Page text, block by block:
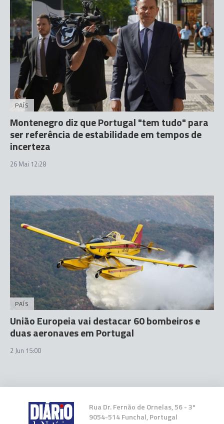
PAÍS
Montenegro diz que Portugal "tem tudo" para
ser referência de estabilidade em tempos de
incerteza
26 Mai 12:28
PAÍS
União Europeia vai destacar 60 bombeiros e
duas aeronaves em Portugal
2 Jun 15:00
Rua Dr. Fernão de Ornelas, 56 - 3º
9054-514 Funchal, Portugal